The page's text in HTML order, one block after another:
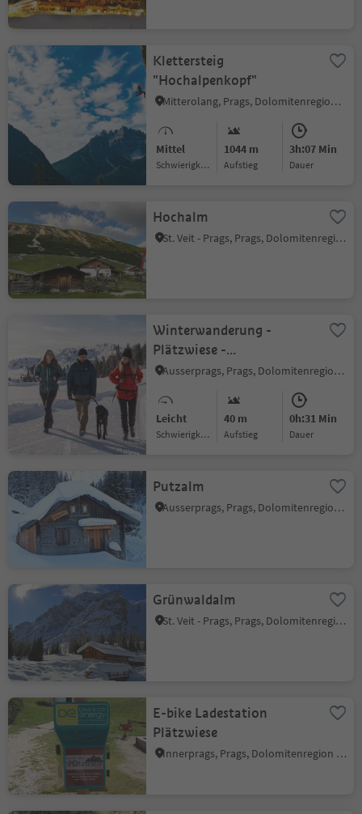
Klettersteig
"Hochalpenkopf"
Mitterolang, Prags, Dolomitenregion 3 Zinnen
Mittel
Schwierigkeitsgrad
1044 m
Aufstieg
3h:07 Min
Dauer
Hochalm
St. Veit - Prags, Prags, Dolomitenregion 3 Zinnen
Winterwanderung -
Plätzwiese -
Dürrensteinhütte
Ausserprags, Prags, Dolomitenregion 3 Zinnen
Leicht
Schwierigkeitsgrad
40 m
Aufstieg
0h:31 Min
Dauer
Putzalm
Ausserprags, Prags, Dolomitenregion 3 Zinnen
Grünwaldalm
St. Veit - Prags, Prags, Dolomitenregion 3 Zinnen
E-bike Ladestation
Plätzwiese
Innerprags, Prags, Dolomitenregion 3 Zinnen